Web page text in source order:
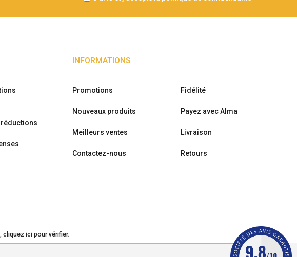
réductions
INFORMATIONS
Promotions
Nouveaux produits
Meilleurs ventes
Contactez-nous
Fidélité
Payez avec Alma
Livraison
Retours
cliquez ici pour vérifier.